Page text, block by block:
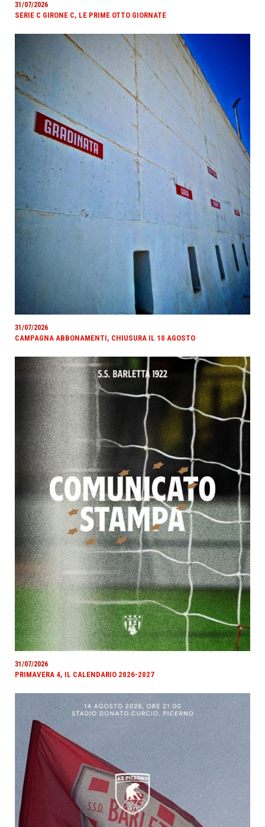
31/07/2026
SERIE C GIRONE C, LE PRIME OTTO GIORNATE
31/07/2026
CAMPAGNA ABBONAMENTI, CHIUSURA IL 10 AGOSTO
31/07/2026
PRIMAVERA 4, IL CALENDARIO 2026-2027